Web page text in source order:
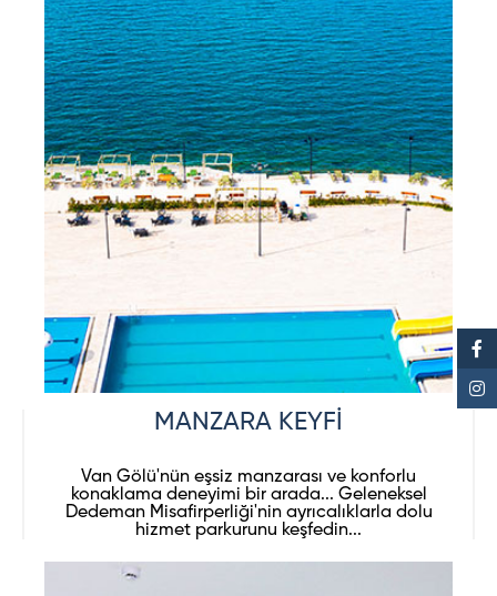
MANZARA KEYFİ
Van Gölü'nün eşsiz manzarası ve konforlu
konaklama deneyimi bir arada... Geleneksel
Dedeman Misafirperliği'nin ayrıcalıklarla dolu
hizmet parkurunu keşfedin...